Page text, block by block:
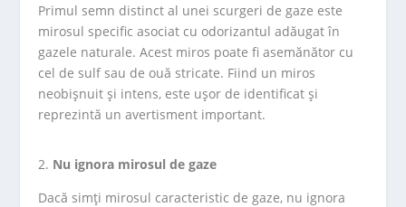
Primul semn distinct al unei scurgeri de gaze este
mirosul specific asociat cu odorizantul adăugat în
gazele naturale. Acest miros poate fi asemănător cu
cel de sulf sau de ouă stricate. Fiind un miros
neobișnuit și intens, este ușor de identificat și
reprezintă un avertisment important.
Nu ignora mirosul de gaze
Dacă simți mirosul caracteristic de gaze, nu ignora